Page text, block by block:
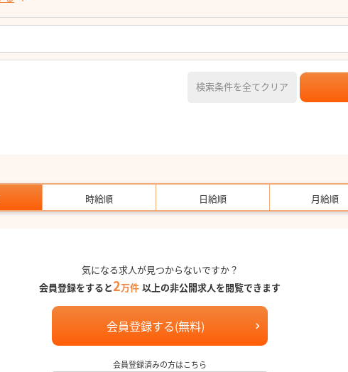
検索条件を全てクリア
時給順 日給順 月給順
気になる求人が見つからないですか？
会員登録をすると2万件 以上の非公開求人を閲覧できます
会員登録する(無料)
会員登録済みの方はこちら